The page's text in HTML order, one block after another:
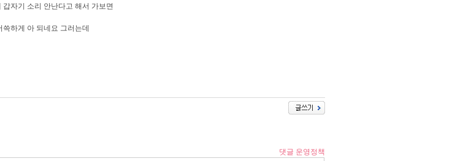
자기 소리 안난다고 해서 가보면
하게 아 되네요 그러는데